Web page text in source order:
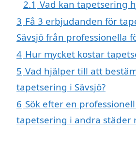
2.1 Vad kan tapetsering
3 Få 3 erbjudanden för
Sävsjö från professionella
4 Hur mycket kostar
5 Vad hjälper till att
tapetsering i Sävsjö?
6 Sök efter en
tapetsering i andra städer